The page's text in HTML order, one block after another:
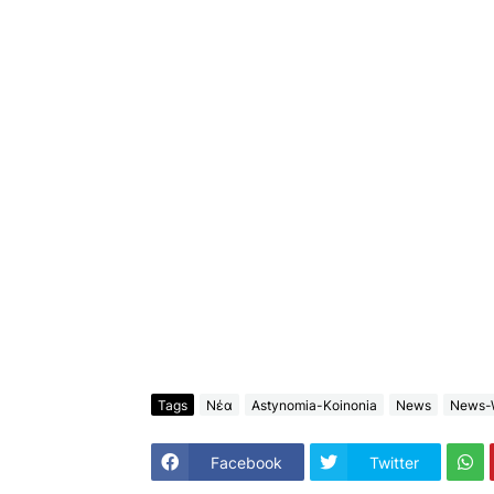
Tags Νέα Astynomia-Koinonia News News-
Facebook Twitter